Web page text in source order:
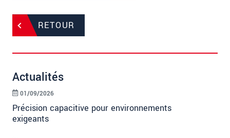
RETOUR
Actualités
Précision capacitive pour environnements
exigeants
01/09/2026